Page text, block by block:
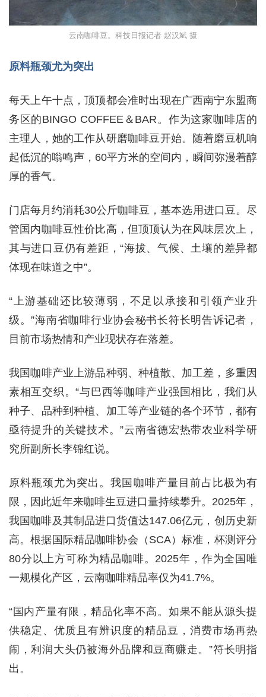
云南咖啡豆。科技日报记者 赵汉斌 摄
原料瓶颈尤为突出
每天上午十点，顶顶都会准时出现在广西南宁东盟商
务区的BINGO COFFEE＆BAR。作为这家咖啡店的
主理人，她的工作从研磨咖啡豆开始。随着磨豆机响
起低沉的嗡鸣声，60平方米的空间内，瞬间弥漫着醇
厚的香气。
门店每月约消耗30公斤咖啡豆，基本选用进口豆。尽
管国内咖啡豆性价比高，但顶顶认为在风味层次上，
其与进口豆仍有差距，“海拔、气候、土壤的差异都
体现在味道之中”。
“上游基础还比较薄弱，不足以承接和引领产业升
级。”海南省咖啡行业协会秘书长符长明告诉记者，
目前市场热情和产业现状存在落差。
我国咖啡产业上游品种弱、种植散、加工差，多重因
素相互交织。“与巴西等咖啡产业强国相比，我们从
种子、品种到种植、加工等产业链的各个环节，都有
亟待提升的关键技术。”云南省德宏热带农业科学研
究所副所长李锦红说。
原料瓶颈尤为突出。我国咖啡产量目前占比极为有
限，因此近年来咖啡生豆进口量持续攀升。2025年，
我国咖啡及其制品进口货值达147.06亿元，创历史新
高。根据国际精品咖啡协会（SCA）标准，杯测评分
80分以上方可称为精品咖啡。2025年，作为全国唯
一规模化产区，云南咖啡精品率仅为41.7%。
“国内产量有限，精品化率不高。如果不能从源头提
供稳定、优质且有辨识度的精品豆，消费市场再热
闹，利润大头仍被海外品牌和豆商赚走。”符长明指
出。